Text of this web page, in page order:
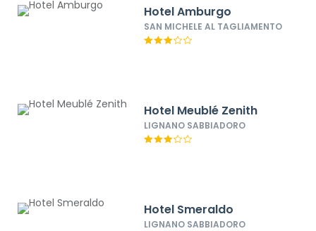
Hotel Amburgo
SAN MICHELE AL TAGLIAMENTO
Hotel Meublé Zenith
LIGNANO SABBIADORO
Hotel Smeraldo
LIGNANO SABBIADORO